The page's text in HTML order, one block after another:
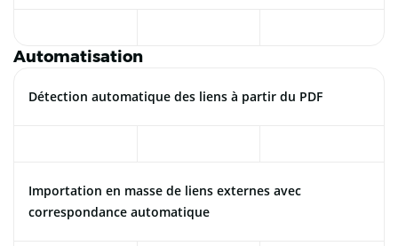
Automatisation
Détection automatique des liens à partir du PDF
Importation en masse de liens externes avec
correspondance automatique